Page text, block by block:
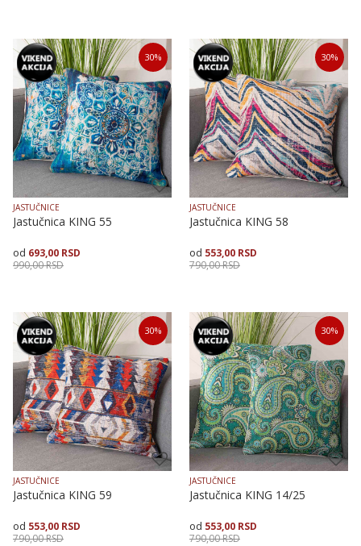
Veličina
40X40 50X50
Dodaj u korpu Veličina
40X40 50X50
Dodaj u korpu
30%
JASTUČNICE
Jastučnica KING 55
693,00 RSD
990,00RSD
Veličina
50X50
Dodaj u korpu
30%
JASTUČNICE
Jastučnica KING 58
553,00 RSD
790,00RSD
Veličina
40X40 50X50
Dodaj u korpu
30%
JASTUČNICE
Jastučnica KING 59
553,00 RSD
790,00RSD
30%
JASTUČNICE
Jastučnica KING 14/25
553,00 RSD
790,00RSD